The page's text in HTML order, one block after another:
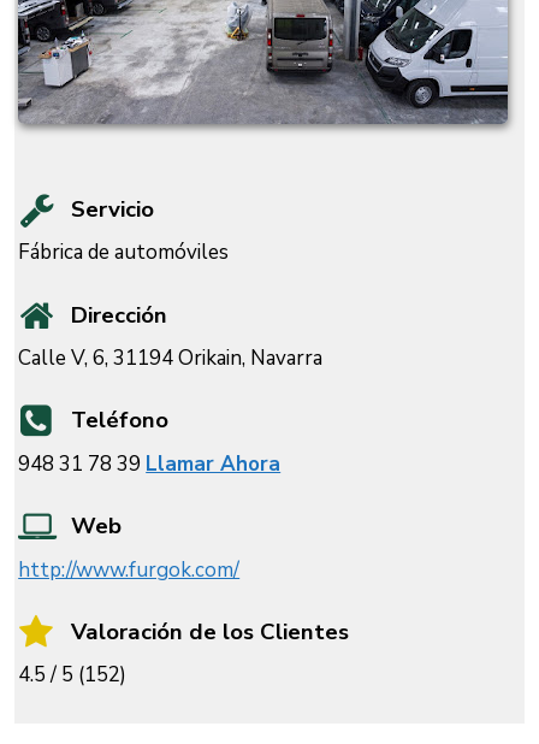
Servicio
Fábrica de automóviles
Dirección
Calle V, 6, 31194 Orikain, Navarra
Teléfono
948 31 78 39 Llamar Ahora
Web
http://www.furgok.com/
Valoración de los Clientes
4.5 / 5 (152)